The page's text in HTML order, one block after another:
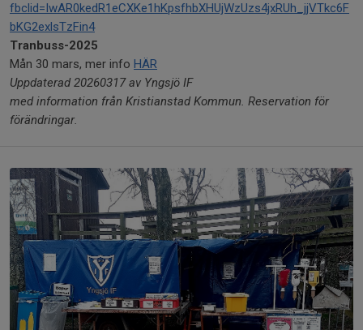
fbclid=IwAR0kedR1eCXKe1hKpsfhbXHUjWzUzs4jxRUh_jjVTkc6F
bKG2exlsTzFin4
Tranbuss-2025
Mån 30 mars, mer info HÄR
Uppdaterad 20260317 av Yngsjö IF
med information från Kristianstad Kommun. Reservation för
förändringar.